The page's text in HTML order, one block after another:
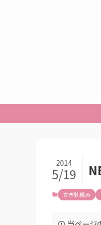
2014
5/19
かぎ針編み